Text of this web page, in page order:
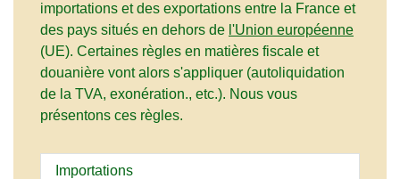
importations et des exportations entre la France et
des pays situés en dehors de l'Union européenne
(UE). Certaines règles en matières fiscale et
douanière vont alors s'appliquer (autoliquidation
de la TVA, exonération., etc.). Nous vous
présentons ces règles.
Importations